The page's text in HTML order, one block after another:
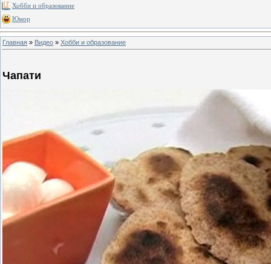
Хобби и образование
Юмор
Главная » Видео » Хобби и образование
Чапати